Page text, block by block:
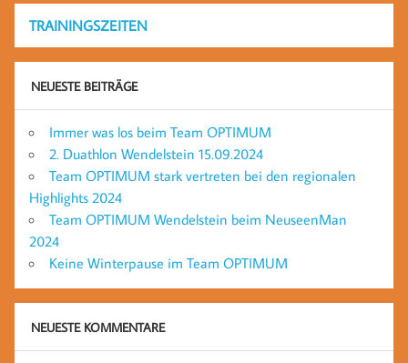
TRAININGSZEITEN
NEUESTE BEITRÄGE
Immer was los beim Team OPTIMUM
2. Duathlon Wendelstein 15.09.2024
Team OPTIMUM stark vertreten bei den regionalen
Highlights 2024
Team OPTIMUM Wendelstein beim NeuseenMan
2024
Keine Winterpause im Team OPTIMUM
NEUESTE KOMMENTARE